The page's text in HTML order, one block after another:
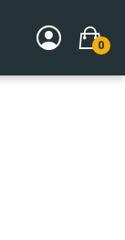
0
Szyby